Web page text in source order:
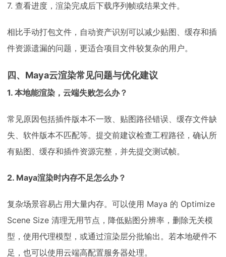
7. 查看进度，渲染完成后下载序列帧或结果文件。
相比手动打包文件，自动资产识别可以减少贴图、缓存和插
件资源遗漏的问题，更适合项目文件较复杂的用户。
四、Maya云渲染常见问题与优化建议
1. 本地能渲染，云端失败怎么办？
常见原因包括插件版本不一致、贴图路径错误、缓存文件缺
失、软件版本不匹配等。提交前建议检查工程路径，确认所
有贴图、缓存和插件资源完整，并先提交测试帧。
2. Maya渲染时内存不足怎么办？
复杂场景容易占用大量内存。可以使用 Maya 的 Optimize
Scene Size 清理无用节点，降低贴图分辨率，删除无关模
型，使用代理模型，或通过渲染层分批输出。若本地硬件不
足，也可以使用云端高配置服务器处理。